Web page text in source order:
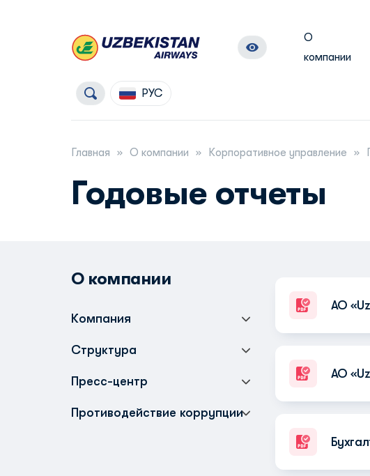
О
компании
РУС
Главная О компании Корпоративное управление
Годовые отчеты
О компании
Компания
Структура
Пресс-центр
Противодействие коррупции
АО
АО